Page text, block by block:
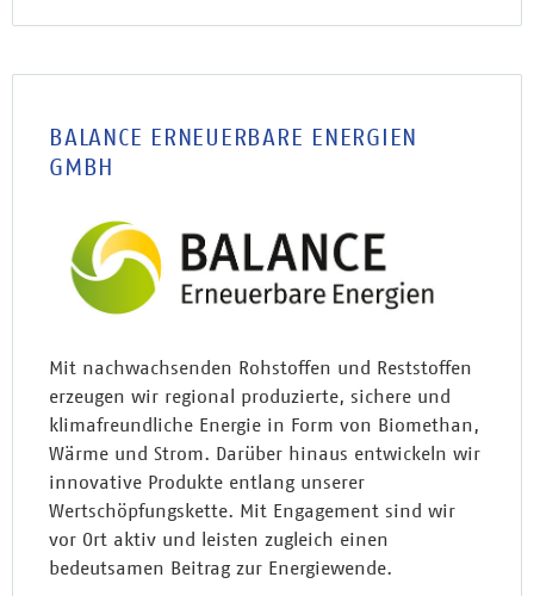
BALANCE ERNEUERBARE ENERGIEN
GMBH
Mit nachwachsenden Rohstoffen und Reststoffen
erzeugen wir regional produzierte, sichere und
klimafreundliche Energie in Form von Biomethan,
Wärme und Strom. Darüber hinaus entwickeln wir
innovative Produkte entlang unserer
Wertschöpfungskette. Mit Engagement sind wir
vor Ort aktiv und leisten zugleich einen
bedeutsamen Beitrag zur Energiewende.